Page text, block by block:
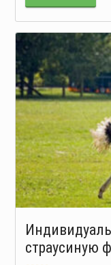
страусиную